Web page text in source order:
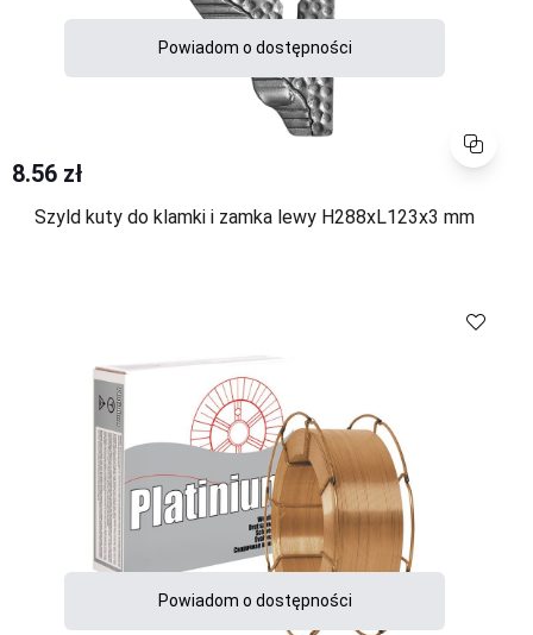
Porównaj
Powiadom o dostępności
8.56 zł
Szyld kuty do klamki i zamka lewy H288xL123x3 mm
Powiadom o dostępności